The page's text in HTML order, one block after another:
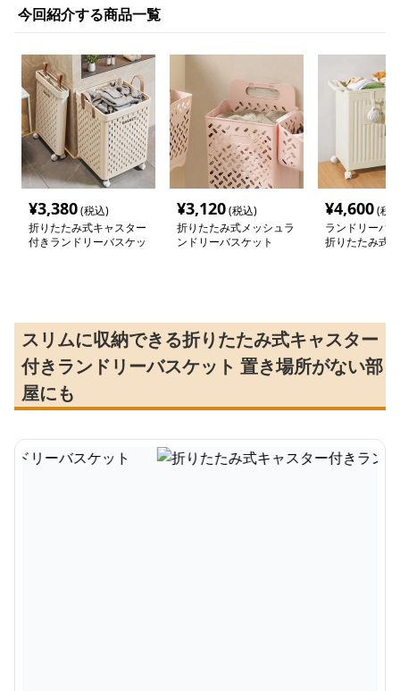
今回紹介する商品一覧
¥3,380(税込)
折りたたみ式キャスター
付きランドリーバスケッ
¥3,120(税込)
折りたたみ式メッシュラ
ンドリーバスケット
¥4,600(税
ランドリーバ
折りたたみ式
スリムに収納できる折りたたみ式キャスター
付きランドリーバスケット 置き場所がない部
屋にも